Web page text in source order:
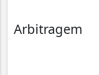
Arbitragem